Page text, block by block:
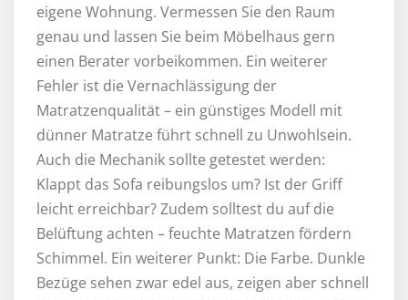
eigene Wohnung. Vermessen Sie den Raum
genau und lassen Sie beim Möbelhaus gern
einen Berater vorbeikommen. Ein weiterer
Fehler ist die Vernachlässigung der
Matratzenqualität – ein günstiges Modell mit
dünner Matratze führt schnell zu Unwohlsein.
Auch die Mechanik sollte getestet werden:
Klappt das Sofa reibungslos um? Ist der Griff
leicht erreichbar? Zudem solltest du auf die
Belüftung achten – feuchte Matratzen fördern
Schimmel. Ein weiterer Punkt: Die Farbe. Dunkle
Bezüge sehen zwar edel aus, zeigen aber schnell